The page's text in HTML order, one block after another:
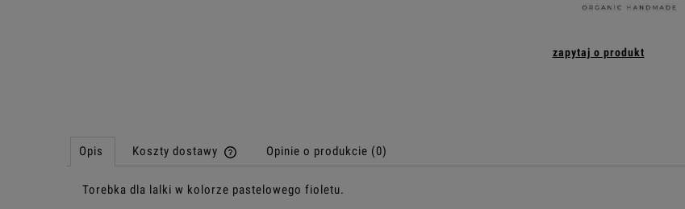
zapytaj o produkt
Opis Koszty dostawy
Cena nie zawiera ewentualnych kosztów
Opinie o produkcie (0)
Torebka dla lalki w kolorze pastelowego fioletu.